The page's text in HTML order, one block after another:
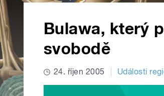
Bulawa, který
svobodě
24. říjen 2005 Události